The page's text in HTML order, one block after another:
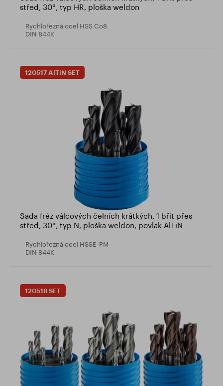
střed, 30°, typ HR, ploška weldon
Rychlořezná ocel HSS Co8
DIN 844K
120517 AlTiN SET
Sada fréz válcových čelních krátkých, 1 břit přes
střed, 30°, typ N, ploška weldon, povlak AlTiN
Rychlořezná ocel HSSE-PM
DIN 844K
120518 SET